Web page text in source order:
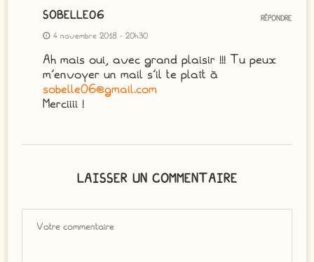
SOBELLE06
4 novembre 2018 - 20h30
Ah mais oui, avec grand plaisir !!! Tu peux
m’envoyer un mail s’il te plaît à
sobelle06@gmail.com
Merciiii !
RÉPONDRE
LAISSER UN COMMENTAIRE